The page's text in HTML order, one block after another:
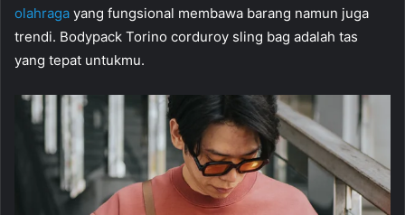
olahraga yang fungsional membawa barang namun juga
trendi. Bodypack Torino corduroy sling bag adalah tas
yang tepat untukmu.